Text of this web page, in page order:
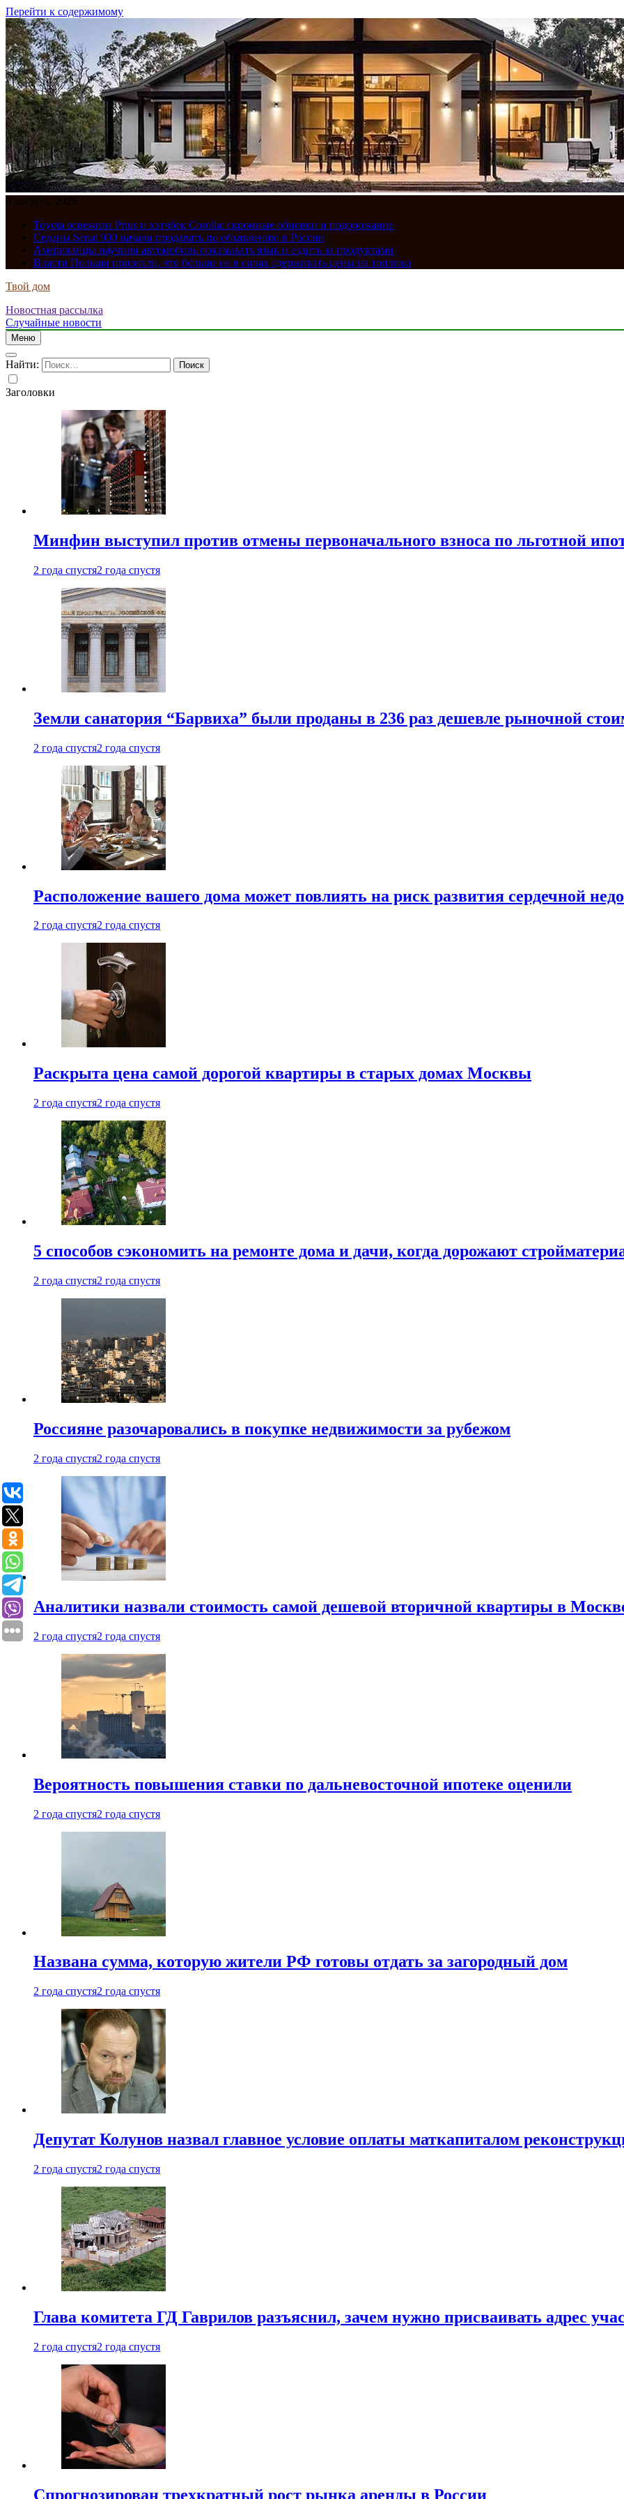
Перейти к содержимому
6 августа, 2026
Toyota освежила Prius и хэтчбек Corolla: скромные обновки и подорожание
Седаны Senat 900 начали продавать по объявлению в России
Американцы научили автомобиль показывать язык и ездить за продуктами
Власти Польши признали, что больше не в силах сдерживать цены на топливо
Твой дом
Новостная рассылка
Случайные новости
Меню
Найти:
Заголовки
Минфин выступил против отмены первоначального взноса по льготной
2 года спустя2 года спустя
Земли санатория “Барвиха” были проданы в 236 раз дешевле рыночной
2 года спустя2 года спустя
Расположение вашего дома может повлиять на риск развития сердечной
2 года спустя2 года спустя
Раскрыта цена самой дорогой квартиры в старых домах Москвы
2 года спустя2 года спустя
5 способов сэкономить на ремонте дома и дачи, когда дорожают
2 года спустя2 года спустя
Россияне разочаровались в покупке недвижимости за рубежом
2 года спустя2 года спустя
Аналитики назвали стоимость самой дешевой вторичной квартиры в
2 года спустя2 года спустя
Вероятность повышения ставки по дальневосточной ипотеке оценили
2 года спустя2 года спустя
Названа сумма, которую жители РФ готовы отдать за загородный дом
2 года спустя2 года спустя
Депутат Колунов назвал главное условие оплаты маткапиталом
2 года спустя2 года спустя
Глава комитета ГД Гаврилов разъяснил, зачем нужно присваивать адрес
2 года спустя2 года спустя
Спрогнозирован трехкратный рост рынка аренды в России